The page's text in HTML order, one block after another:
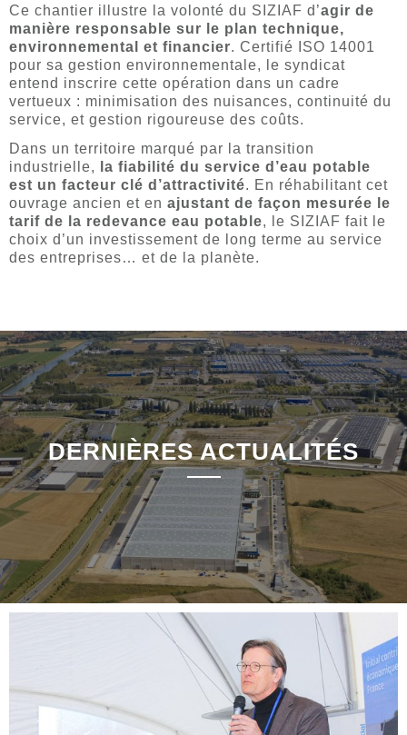
Ce chantier illustre la volonté du SIZIAF d’agir de
manière responsable sur le plan technique,
environnemental et financier. Certifié ISO 14001
pour sa gestion environnementale, le syndicat
entend inscrire cette opération dans un cadre
vertueux : minimisation des nuisances, continuité du
service, et gestion rigoureuse des coûts.
Dans un territoire marqué par la transition
industrielle,
la fiabilité du service d’eau potable
est un facteur clé d’attractivité. En réhabilitant cet
ouvrage ancien et en ajustant de façon mesurée le
tarif de la redevance eau potable, le SIZIAF fait le
choix d’un investissement de long terme au service
des entreprises… et de la planète.
DERNIÈRES ACTUALITÉS